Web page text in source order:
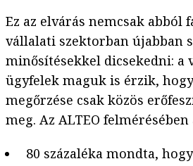
Ez az elvárás nemcsak abból
vállalati szektorban újabban
minősítésekkel dicsekedni: a
ügyfelek maguk is érzik,
megőrzése csak közös
meg. Az ALTEO
80 százaléka mondta,